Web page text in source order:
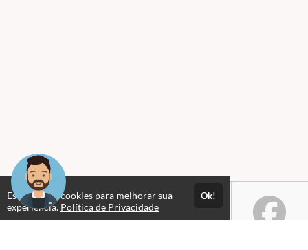
Este site usa cookies para melhorar sua
experiência. Política de Privacidade
Ok!